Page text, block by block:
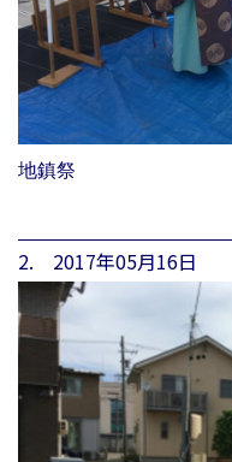
地鎮祭
2. 2017年05月16日